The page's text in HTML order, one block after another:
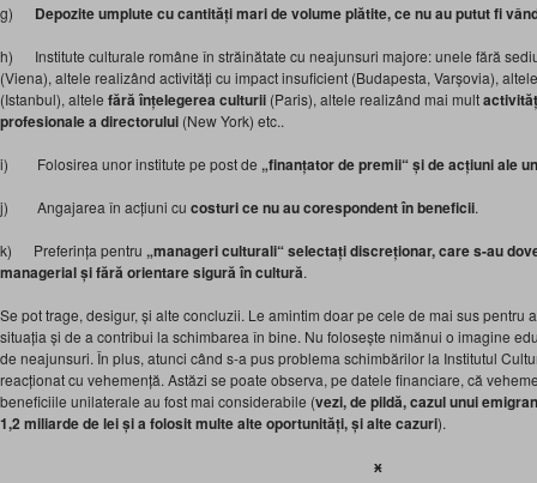
g) Depozite umplute cu cantități mari de volume plătite, ce nu au putut fi
h) Institute culturale române în străinătate cu neajunsuri majore: unele fără
(Viena), altele realizând activități cu impact insuficient (Budapesta, Varșovia),
(Istanbul), altele fără înțelegerea culturii (Paris), altele realizând mai mult
profesionale a directorului (New York) etc..
i) Folosirea unor institute pe post de „finanțator de premii“ și de acțiuni ale
j) Angajarea în acțiuni cu costuri ce nu au corespondent în beneficii.
k) Preferința pentru „manageri culturali“ selectați discreționar, care s-au
managerial și fără orientare sigură în cultură.
Se pot trage, desigur, și alte concluzii. Le amintim doar pe cele de mai sus pentru
situația și de a contribui la schimbarea în bine. Nu folosește nimănui o imagine
de neajunsuri. În plus, atunci când s-a pus problema schimbărilor la Institutul
reacționat cu vehemență. Astăzi se poate observa, pe datele financiare, că
beneficiile unilaterale au fost mai considerabile (vezi, de pildă, cazul unui
1,2 miliarde de lei și a folosit multe alte oportunități, și alte cazuri).
ӿ